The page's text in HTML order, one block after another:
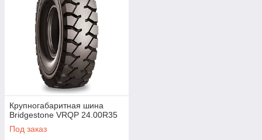
Крупногабаритная шина
Bridgestone VRQP 24.00R35
Под заказ